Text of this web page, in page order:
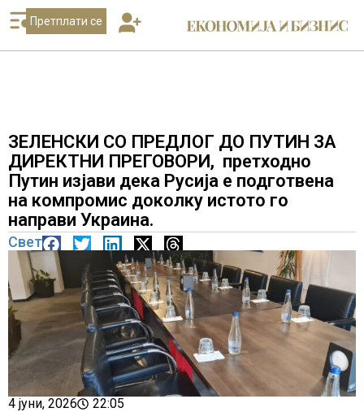
Претплати се
ЗЕЛЕНСКИ СО ПРЕДЛОГ ДО ПУТИН ЗА
ДИРЕКТНИ ПРЕГОВОРИ, претходно
Путин изјави дека Русија е подготвена
на компромис доколку истото го
направи Украина.
Свет
4 јуни, 2026
22:05